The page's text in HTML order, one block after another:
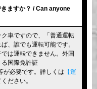
東京 秋葉原 #1
東京 渋谷
東京ベイ
大阪
ますか？ / Can anyone
車ですので、「普通運転
、誰でも運転可能です。
は運転できません。外国
る国際免許証
が必要です。詳しくは 【運
ださい。